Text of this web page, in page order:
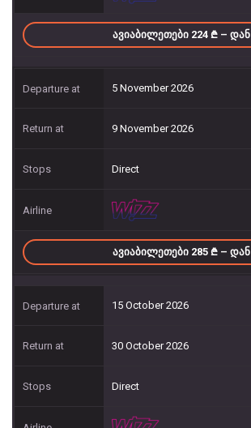
ᲐᲕᲘᲐᲑᲘᲚᲔᲗᲔᲑᲘ 224 – ᲓᲐᲜ
5 November 2026
9 November 2026
Direct
ᲐᲕᲘᲐᲑᲘᲚᲔᲗᲔᲑᲘ 285 – ᲓᲐᲜ
15 October 2026
30 October 2026
Direct